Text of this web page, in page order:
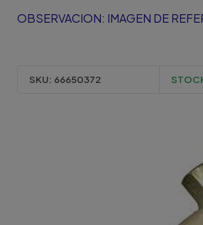
OBSERVACION: IMAGEN DE
SKU: 66650372